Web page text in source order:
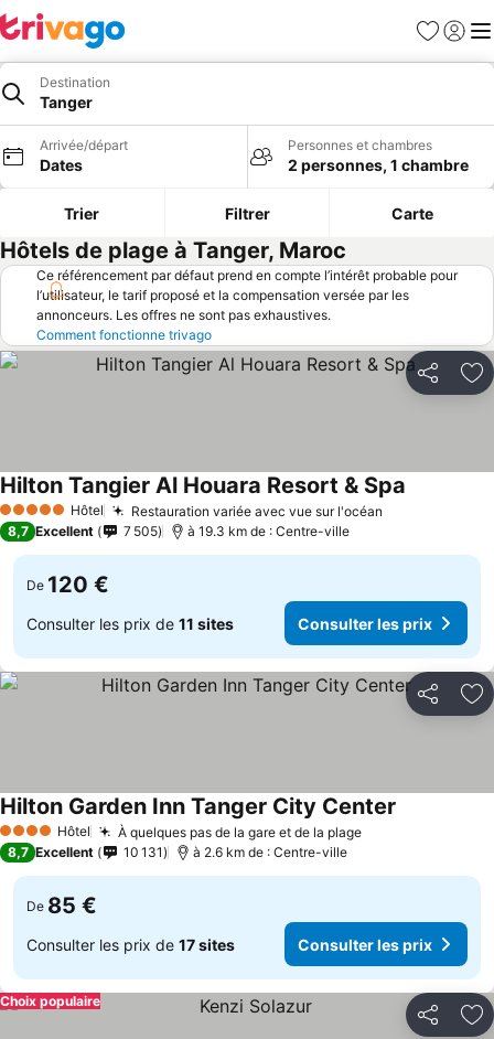
Favoris
Se
Destination
Tanger
Arrivée/départ
Dates
Personnes et chambres
2 personnes, 1 chambre
Trier Filtrer Carte
Hôtels de plage à Tanger, Maroc
Ce référencement par défaut prend en compte l’intérêt probable pour
l’utilisateur, le tarif proposé et la compensation versée par les
annonceurs. Les offres ne sont pas exhaustives.
Comment fonctionne trivago
Partager
5 Étoiles Hôtel Restauration variée avec vue sur l'océan
Hilton Tangier Al Houara Resort & Spa
8,7 Excellent 7 505 à 19.3 km de : Centre-ville
De 120 €
Consulter les prix de 11 sites Consulter les prix
Partager
4 Étoiles Hôtel À quelques pas de la gare et de la plage
Hilton Garden Inn Tanger City Center
8,7 Excellent 10 131 à 2.6 km de : Centre-ville
De 85 €
Consulter les prix de 17 sites Consulter les prix
Partager
Choix populaire